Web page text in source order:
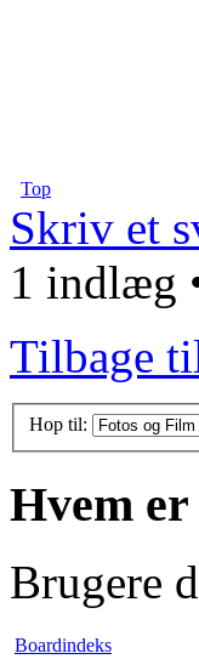
Top
Skriv et
1 indlæg
Tilbage
Hop til:
Hvem
Brugere
Boardindeks